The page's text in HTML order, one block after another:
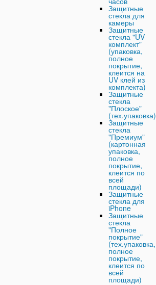
Защитные
стекла для
камеры
Защитные
стекла "UV
комплект"
(упаковка,
полное
покрытие,
клеится на
UV клей из
комплекта)
Защитные
стекла
"Плоское"
(тех.упаковка)
Защитные
стекла
"Премиум"
(картонная
упаковка,
полное
покрытие,
клеится по
всей
площади)
Защитные
стекла для
iPhone
Защитные
стекла
"Полное
покрытие"
(тех.упаковка,
полное
покрытие,
клеится по
всей
площади)